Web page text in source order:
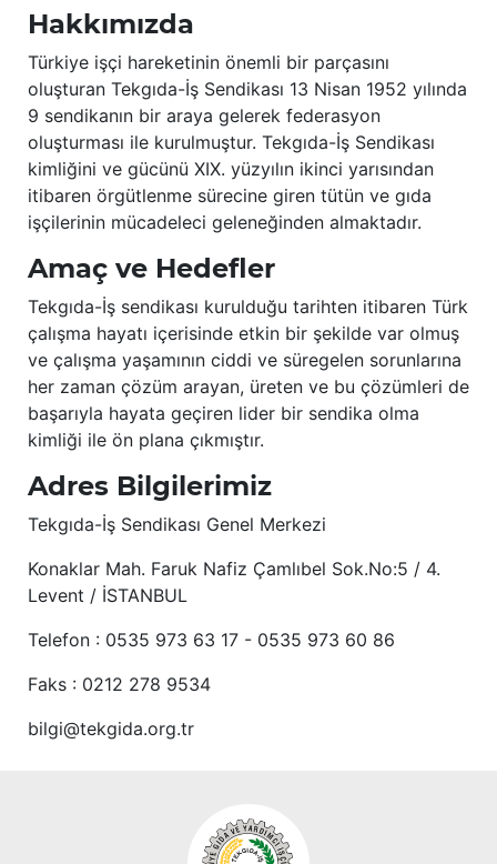
Hakkımızda
Türkiye işçi hareketinin önemli bir parçasını
oluşturan Tekgıda-İş Sendikası 13 Nisan 1952 yılında
9 sendikanın bir araya gelerek federasyon
oluşturması ile kurulmuştur. Tekgıda-İş Sendikası
kimliğini ve gücünü XIX. yüzyılın ikinci yarısından
itibaren örgütlenme sürecine giren tütün ve gıda
işçilerinin mücadeleci geleneğinden almaktadır.
Amaç ve Hedefler
Tekgıda-İş sendikası kurulduğu tarihten itibaren Türk
çalışma hayatı içerisinde etkin bir şekilde var olmuş
ve çalışma yaşamının ciddi ve süregelen sorunlarına
her zaman çözüm arayan, üreten ve bu çözümleri de
başarıyla hayata geçiren lider bir sendika olma
kimliği ile ön plana çıkmıştır.
Adres Bilgilerimiz
Tekgıda-İş Sendikası Genel Merkezi
Konaklar Mah. Faruk Nafiz Çamlıbel Sok.No:5 / 4.
Levent / İSTANBUL
Telefon : 0535 973 63 17 - 0535 973 60 86
Faks : 0212 278 9534
bilgi@tekgida.org.tr